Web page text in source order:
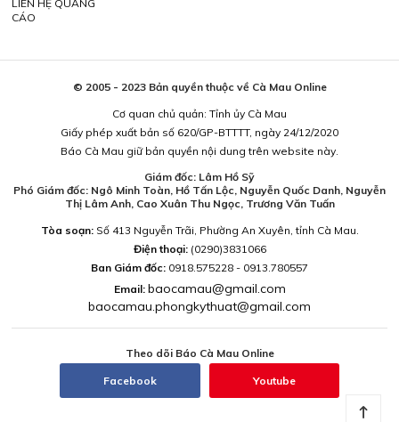
LIÊN HỆ QUẢNG
CÁO
© 2005 - 2023 Bản quyền thuộc về Cà Mau Online
Cơ quan chủ quản: Tỉnh ủy Cà Mau
Giấy phép xuất bản số 620/GP-BTTTT, ngày 24/12/2020
Báo Cà Mau giữ bản quyền nội dung trên website này.
Giám đốc: Lâm Hồ Sỹ
Phó Giám đốc: Ngô Minh Toàn, Hồ Tấn Lộc, Nguyễn Quốc Danh, Nguyễn
Thị Lâm Anh, Cao Xuân Thu Ngọc, Trương Văn Tuấn
Tòa soạn:Số 413 Nguyễn Trãi, Phường An Xuyên, tỉnh Cà Mau.
Điện thoại: (0290)3831066
Ban Giám đốc: 0918.575228 - 0913.780557
Email: baocamau@gmail.com
baocamau.phongkythuat@gmail.com
Theo dõi Báo Cà Mau Online
Facebook Youtube